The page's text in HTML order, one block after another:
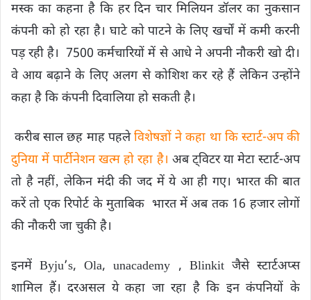
मस्क का कहना है कि हर दिन चार मिलियन डॉलर का नुकसान
कंपनी को हो रहा है। घाटे को पाटने के लिए खर्चों में कमी करनी
पड़ रही है। 7500 कर्मचारियों में से आधे ने अपनी नौकरी खो दी।
वे आय बढ़ाने के लिए अलग से कोशिश कर रहे हैं लेकिन उन्होंने
कहा है कि कंपनी दिवालिया हो सकती है।
करीब साल छह माह पहलेविशेषज्ञों ने कहा था कि स्टार्ट-अप की
दुनिया में पार्टीनेशन खत्म हो रहा है। अब ट्विटर या मेटा स्टार्ट-अप
तो है नहीं‚ लेकिन मंदी की जद में ये आ ही गए। भारत की बात
करें तो एक रिपोर्ट के मुताबिक भारत में अब तक 16 हजार लोगों
की नौकरी जा चुकी है।
इनमें Byju’s, Ola, unacademy , Blinkit जैसे स्टार्टअप्स
शामिल हैं। दरअसल ये कहा जा रहा है कि इन कंपनियों के